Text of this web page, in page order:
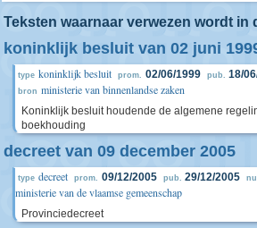
Teksten waarnaar verwezen wordt in
koninklijk besluit van 02 juni
type koninklijk besluit prom. 02/06/1999 pub. 18/
bron ministerie van binnenlandse zaken
Koninklijk besluit houdende de algemene
boekhouding
decreet van 09 december 2005
type decreet prom. 09/12/2005 pub. 29/12/2005
ministerie van de vlaamse gemeenschap
Provinciedecreet